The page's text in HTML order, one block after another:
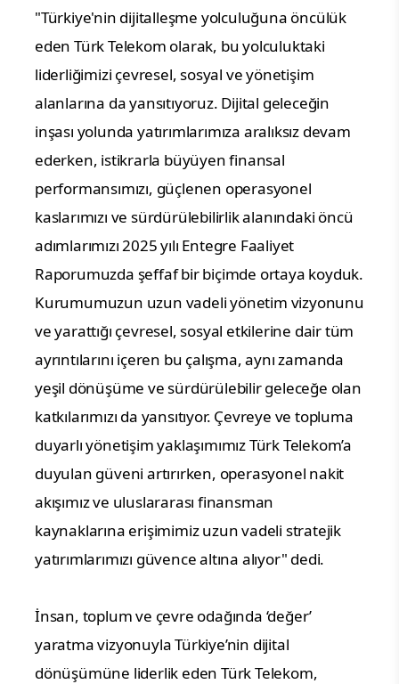
"Türkiye'nin dijitalleşme yolculuğuna öncülük
eden Türk Telekom olarak, bu yolculuktaki
liderliğimizi çevresel, sosyal ve yönetişim
alanlarına da yansıtıyoruz. Dijital geleceğin
inşası yolunda yatırımlarımıza aralıksız devam
ederken, istikrarla büyüyen finansal
performansımızı, güçlenen operasyonel
kaslarımızı ve sürdürülebilirlik alanındaki öncü
adımlarımızı 2025 yılı Entegre Faaliyet
Raporumuzda şeffaf bir biçimde ortaya koyduk.
Kurumumuzun uzun vadeli yönetim vizyonunu
ve yarattığı çevresel, sosyal etkilerine dair tüm
ayrıntılarını içeren bu çalışma, aynı zamanda
yeşil dönüşüme ve sürdürülebilir geleceğe olan
katkılarımızı da yansıtıyor. Çevreye ve topluma
duyarlı yönetişim yaklaşımımız Türk Telekom’a
duyulan güveni artırırken, operasyonel nakit
akışımız ve uluslararası finansman
kaynaklarına erişimimiz uzun vadeli stratejik
yatırımlarımızı güvence altına alıyor" dedi.
İnsan, toplum ve çevre odağında ‘değer’
yaratma vizyonuyla Türkiye’nin dijital
dönüşümüne liderlik eden Türk Telekom,